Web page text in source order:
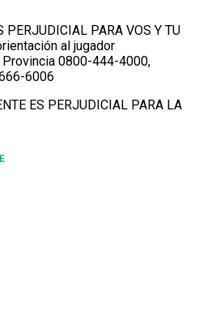
PERJUDICIAL PARA VOS Y TU
al jugador
0800-444-4000,
6006
ES PERJUDICIAL PARA LA